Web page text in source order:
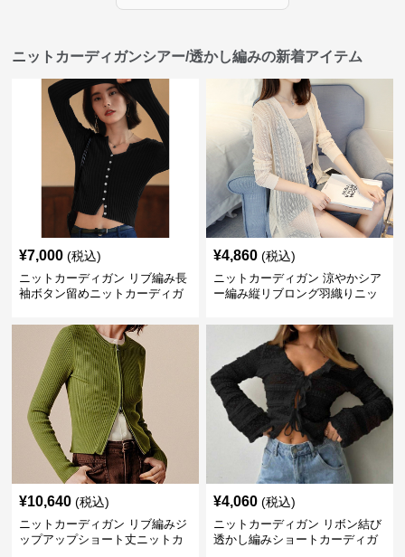
ニットカーディガンシアー/透かし編みの新着アイテム
¥7,000 (税込)
ニットカーディガン リブ編み長
袖ボタン留めニットカーディガ
¥4,860 (税込)
ニットカーディガン 涼やかシア
ー編み縦リブロング羽織りニッ
¥10,640 (税込)
ニットカーディガン リブ編みジ
ップアップショート丈ニットカ
¥4,060 (税込)
ニットカーディガン リボン結び
透かし編みショートカーディガ